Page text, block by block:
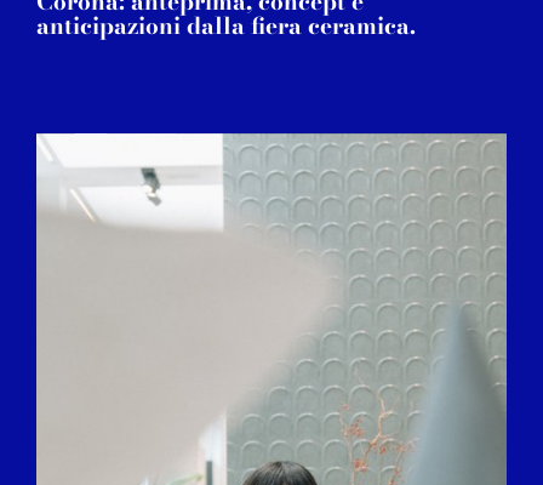
anticipazioni dalla fiera ceramica.